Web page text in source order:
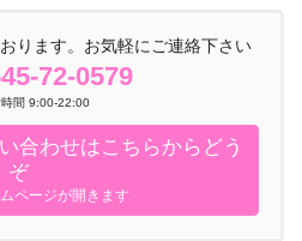
ります。お気軽にご連絡下さい
72-0579
時間 9:00-22:00
合わせはこちらからどう
ぞ
ページが開きます